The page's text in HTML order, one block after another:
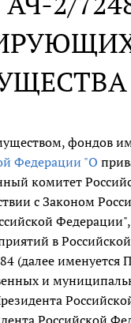
фондов
Федерации "О
комитет
с Законом
Федерации",
в
(далее
и
Российской